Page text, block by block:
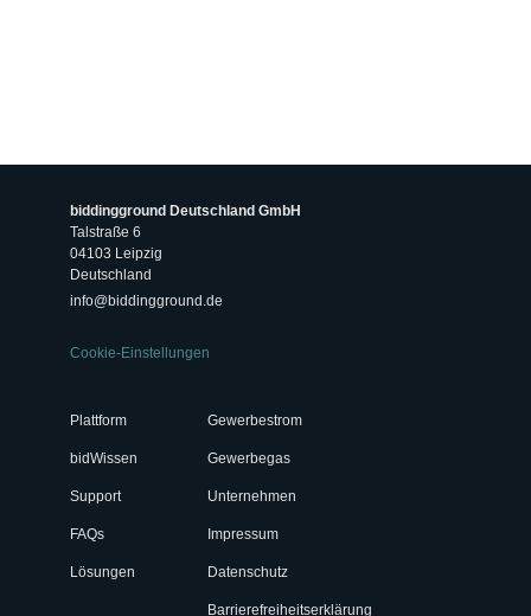
biddingground Deutschland GmbH
Talstraße 6
04103 Leipzig
Deutschland
info@biddingground.de
Cookie-Einstellungen
Plattform
bidWissen
Support
FAQs
Lösungen
Gewerbestrom
Gewerbegas
Unternehmen
Impressum
Datenschutz
Barrierefreiheitserklärung